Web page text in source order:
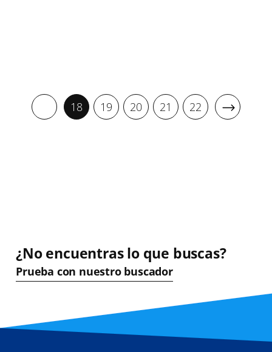
18 19 20 21 22
¿No encuentras lo que buscas?
Prueba con nuestro buscador